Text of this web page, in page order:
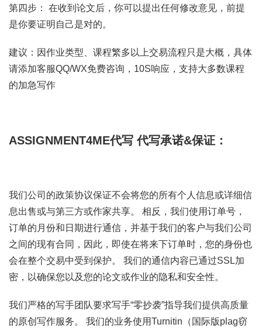
第四步： 在收到论文后，你可以提出任何修改意见，前提
是你要证明自己是对的。
建议：因作业类型、课程繁多以上交易流程只是大概，具体
请添加客服QQ/WX免费咨询，10S响应，支持大多数课程
的加急写作
ASSIGNMENT4ME代写代写承诺&保证：
我们公司的政策协议保证不会将您的所有个人信息或详细信
息出售或与第三方或作家共享。 相反，我们使用订单号，
订单的月份和日期进行通信，并基于我们的客户与我们公司
之间的现有合同，因此，即使在将来下订单时，您的身份也
会在整个交易中受到保护。 我们的通信内容已通过SSL加
密，以确保您以及您的论文或作业的隐私和安全性。
我们严格的写手团队要求写手“零抄袭”指导我们提供高质量
的原创写作服务。 我们的业务使用Turnitin（国际版plag窃